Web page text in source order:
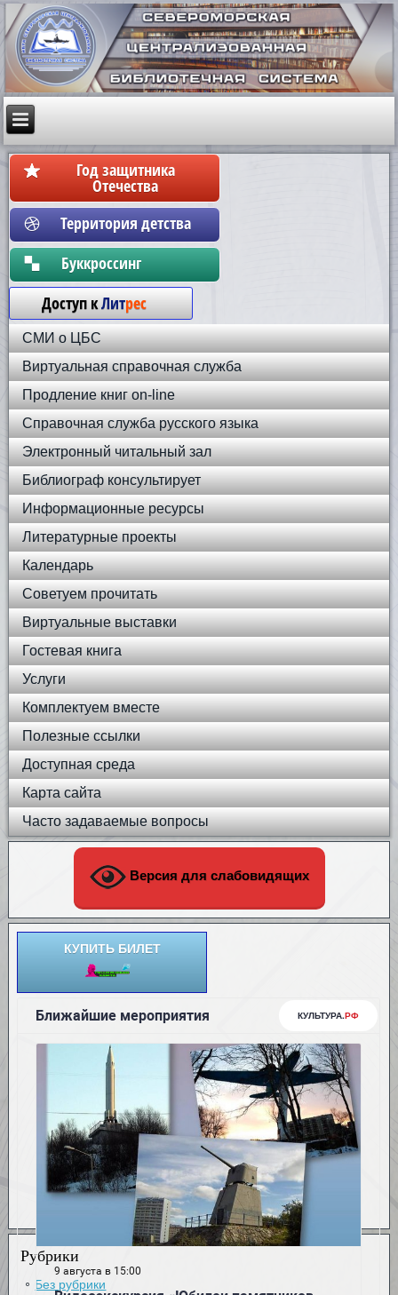
Год защитника
Отечества
Территория детства
Бyккpoccинг
Доступ кЛитрес
СМИ о ЦБС
Виртуальная справочная служба
Продление книг on-line
Справочная служба русского языка
Электронный читальный зал
Библиограф консультирует
Информационные ресурсы
Литературные проекты
Календарь
Советуем прочитать
Виртуальные выставки
Гостевая книга
Услуги
Комплектуем вместе
Полезные ссылки
Доступная среда
Карта сайта
Часто задаваемые вопросы
Версия для слабовидящих
КУПИТЬ БИЛЕТ
Рубрики
Без рубрики